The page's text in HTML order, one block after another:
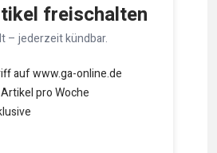
freischalten
– jederzeit kündbar.
auf www.ga-online.de
pro Woche